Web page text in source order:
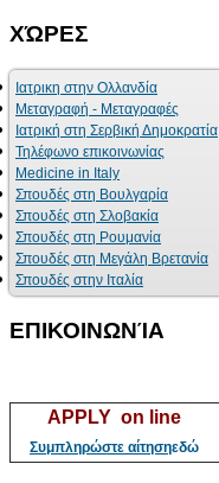
ΧΏΡΕΣ
Ιατρικη στην Ολλανδία
Μεταγραφή - Μεταγραφές
Ιατρική στη Σερβική Δημοκρατία
Τηλέφωνο επικοινωνίας
Medicine in Italy
Σπουδές στη Βουλγαρία
Σπουδές στη Σλοβακία
Σπουδές στη Ρουμανία
Σπουδές στη Μεγάλη Βρετανία
Σπουδές στην Ιταλία
ΕΠΙΚΟΙΝΩΝΊΑ
APPLY on line
Συμπληρώστε αίτησηεδώ